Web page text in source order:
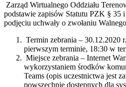
Zarząd Wirtualnego Oddziału
podstawie zapisów Statutu PZK § 35
podjęciu uchwały o zwołaniu
Termin zebrania – 30.12.2020
pierwszym terminie, 18:30 w
Miejsce zebrania – Internet
wykorzystaniem środków
Teams (opis uczestnictwa jest
powszechnie dostępnych dla